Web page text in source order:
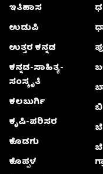
ಇತಿಹಾಸ
ಉಡುಪಿ
ಉತ್ತರ ಕನ್ನಡ
ಕನ್ನಡ-ಸಾಹಿತ್ಯ-
ಸಂಸ್ಕೃತಿ
ಕಲಬುರ್ಗಿ
ಕೃಷಿ-ಪರಿಸರ
ಕೊಡಗು
ಕೊಪ್ಪಳ